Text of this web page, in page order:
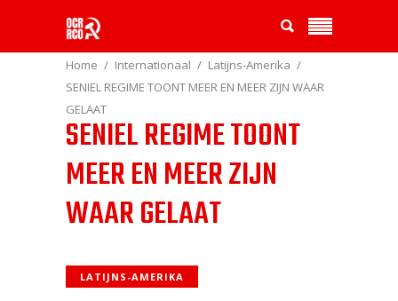
Home Internationaal
Latijns-Amerika
SENIEL REGIME TOONT MEER EN MEER ZIJN WAAR
GELAAT
SENIEL REGIME TOONT
MEER EN MEER ZIJN
WAAR GELAAT
LATIJNS-AMERIKA